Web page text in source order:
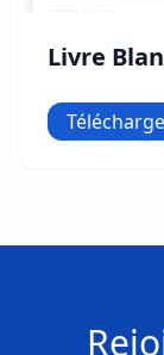
Livre